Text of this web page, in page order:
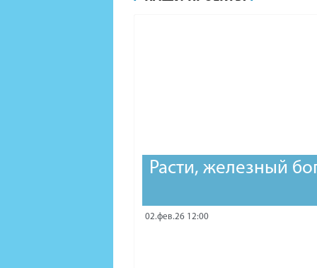
Расти, железный
02.фев.26 12:00